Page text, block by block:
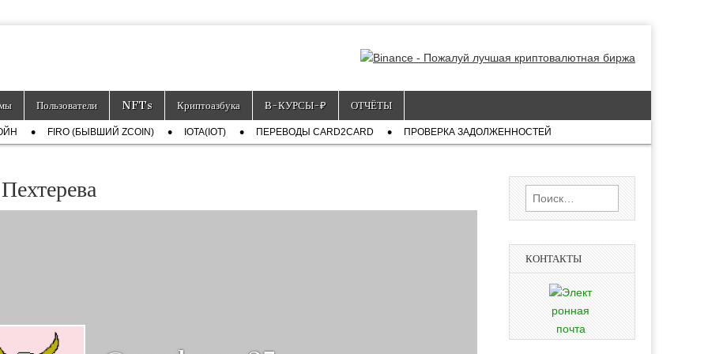
Пользователи NFTs Криптоазбука Ƀ-КУРСЫ-₽ ОТЧЁТЫ
FIRO (БЫВШИЙ ZCOIN) IOTA(IOT) ПЕРЕВОДЫ CARD2CARD ПРОВЕРКА ЗАДОЛЖЕННОСТЕЙ
Найти:
КОНТАКТЫ